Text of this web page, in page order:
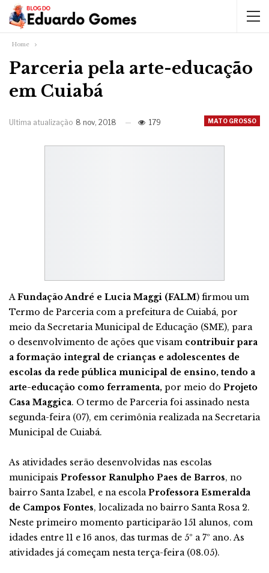
Home
Parceria pela arte-educação
em Cuiabá
MATO GROSSO
Ultima atualização 8 nov, 2018 179
AFundação André e Lucia Maggi (FALM) firmou um
Termo de Parceria com a prefeitura de Cuiabá, por
meio da Secretaria Municipal de Educação (SME), para
o desenvolvimento de ações que visam contribuir para
a formação integral de crianças e adolescentes de
escolas da rede pública municipal de ensino, tendo a
arte-educação como ferramenta, por meio do Projeto
Casa Maggica. O termo de Parceria foi assinado nesta
segunda-feira (07), em cerimônia realizada na Secretaria
Municipal de Cuiabá.
As atividades serão desenvolvidas nas escolas
municipais Professor Ranulpho Paes de Barros, no
bairro Santa Izabel, e na escolaProfessora Esmeralda
de Campos Fontes, localizada no bairro Santa Rosa 2.
Neste primeiro momento participarão 151 alunos, com
idades entre 11 e 16 anos, das turmas de 5º a 7º ano. As
atividades já começam nesta terça-feira (08.05).